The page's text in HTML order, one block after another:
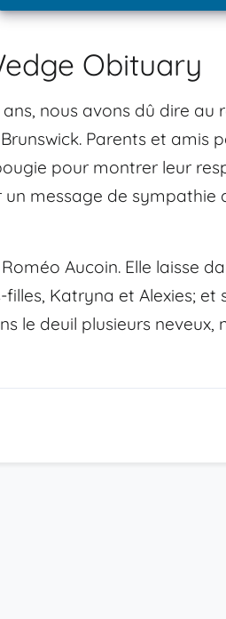
Obituary
nous avons dû dire au
Parents et amis
pour montrer leur
message de sympathie
Aucoin. Elle laisse
Katryna et Alexies; et
le deuil plusieurs neveux,